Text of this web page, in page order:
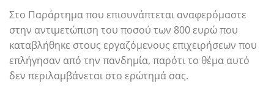
Στο Παράρτημα που επισυνάπτεται αναφερόμαστε
στην αντιμετώπιση του ποσού των 800 ευρώ που
καταβλήθηκε στους εργαζόμενους επιχειρήσεων που
επλήγησαν από την πανδημία, παρότι το θέμα αυτό
δεν περιλαμβάνεται στο ερώτημά σας.